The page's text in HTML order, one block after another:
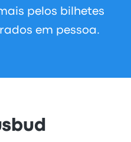
pelos bilhetes
em pessoa.